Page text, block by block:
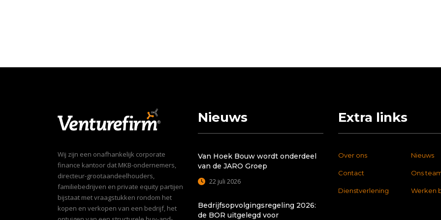
Wij zijn een onafhankelijk corporate
finance kantoor dat MKB-ondernemers,
directeur-grootaandeelhouders,
familiebedrijven en private equity partijen
bijstaat met vraagstukken rondom het
kopen en verkopen van een bedrijf, het
Nieuws
Van Hoek Bouw wordt onderdeel
van de JARO Groep
22 juli 2026
Bedrijfsopvolgingsregeling 2026:
de BOR uitgelegd voor
Extra links
Over ons Nieuws
Contact Ons
Dienstverlening Werken